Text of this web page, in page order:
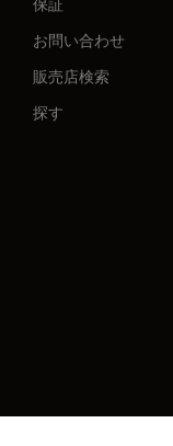
お問い合わせ
販売店検索
探す